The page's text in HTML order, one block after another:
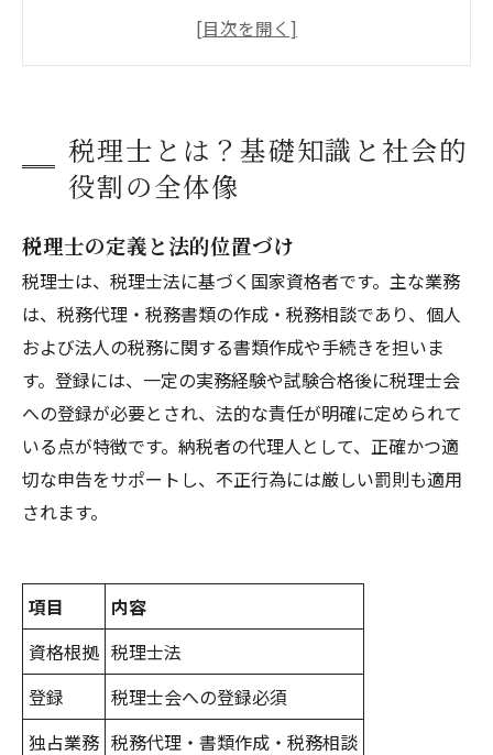
税理士に依頼できる業務内容：記帳代行から経
税理士との契約から依頼までの流れ：トラブル
回避と円滑な関係構築
津田駅エリアで税理士が求められる理由
津田駅エリアの特徴
事務所概要
関連エリア
対応地域
税理士とは？基礎知識と社会的
役割の全体像
税理士の定義と法的位置づけ
税理士は、税理士法に基づく国家資格者です。主な業務
は、税務代理・税務書類の作成・税務相談であり、個人
および法人の税務に関する書類作成や手続きを担いま
す。登録には、一定の実務経験や試験合格後に税理士会
への登録が必要とされ、法的な責任が明確に定められて
いる点が特徴です。納税者の代理人として、正確かつ適
切な申告をサポートし、不正行為には厳しい罰則も適用
されます。
項目
内容
資格根拠 税理士法
登録
税理士会への登録必須
独占業務 税務代理・書類作成・税務相談